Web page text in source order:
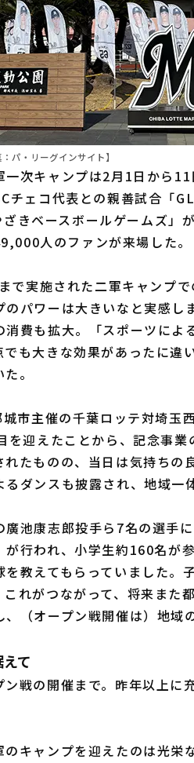
パ・リーグインサイト】
次キャンプは2月1日から
チェコ代表との親善試合「
きベースボールゲームズ」
人のファンが来場した。
で実施された二軍キャンプ
パワーは大きいなと実感し
費も拡大。「スポーツによ
も大きな効果があったに違
。
市主催の千葉ロッテ対埼玉
を迎えたことから、記念事
たものの、当日は気持ちの
ダンスも披露され、地域一
池康志郎投手ら7名の選手
行われ、小学生約160名が
教えてもらっていました。
れがつながって、将来また
（オープン戦開催は）地域
て
戦の開催まで。昨年以上に
のキャンプを迎えたのは光